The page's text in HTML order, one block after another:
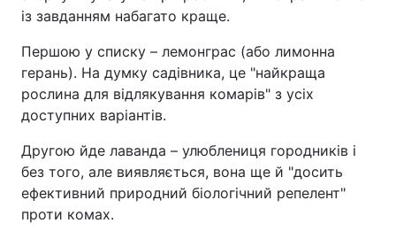
із завданням набагато краще.
Першою у списку – лемонграс (або лимонна
герань). На думку садівника, це "найкраща
рослина для відлякування комарів" з усіх
доступних варіантів.
Другою йде лаванда – улюблениця городників і
без того, але виявляється, вона ще й "досить
ефективний природний біологічний репелент"
проти комах.